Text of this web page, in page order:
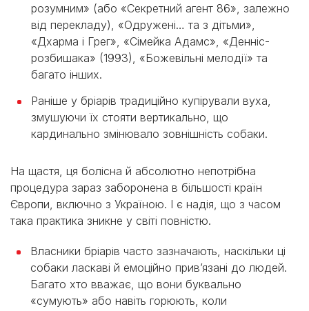
розумним» (або «Секретний агент 86», залежно
від перекладу), «Одружені… та з дітьми»,
«Дхарма і Грег», «Сімейка Адамс», «Денніс-
розбишака» (1993), «Божевільні мелодії» та
багато інших.
Раніше у брiарів традиційно купірували вуха,
змушуючи їх стояти вертикально, що
кардинально змінювало зовнішність собаки.
На щастя, ця болісна й абсолютно непотрібна
процедура зараз заборонена в більшості країн
Європи, включно з Україною. І є надія, що з часом
така практика зникне у світі повністю.
Власники брiарів часто зазначають, наскільки ці
собаки ласкаві й емоційно прив’язані до людей.
Багато хто вважає, що вони буквально
«сумують» або навіть горюють, коли